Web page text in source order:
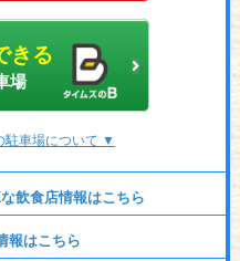
きる
場
駐車場について ▼
飲食店情報はこちら
報はこちら